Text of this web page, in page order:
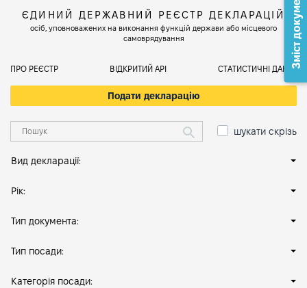
ЄДИНИЙ ДЕРЖАВНИЙ РЕЄСТР ДЕКЛАРАЦІЙ
осіб, уповноважених на виконання функцій держави або місцевого
самоврядування
ПРО РЕЄСТР ВІДКРИТИЙ АРІ СТАТИСТИЧНІ ДАНІ
Подати декларацію
шукати скрізь
Вид декларації:
Рік:
Тип документа:
Тип посади:
Категорія посади:
Зміст документа